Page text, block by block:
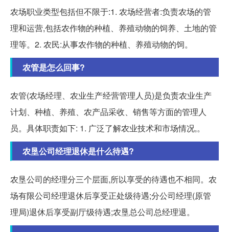
农场职业类型包括但不限于:1. 农场经营者:负责农场的管
理和运营,包括农作物的种植、养殖动物的饲养、土地的管
理等。2. 农民:从事农作物的种植、养殖动物的饲。
农管是怎么回事?
农管(农场经理、农业生产经营管理人员)是负责农业生产
计划、种植、养殖、农产品采收、销售等方面的管理人
员。具体职责如下: 1. 广泛了解农业技术和市场情况,。
农垦公司经理退休是什么待遇?
农垦公司的经理分三个层面,所以享受的待遇也不相同。农
场有限公司经理退休后享受正处级待遇;分公司经理(原管
理局)退休后享受副厅级待遇;农垦总公司总经理退。